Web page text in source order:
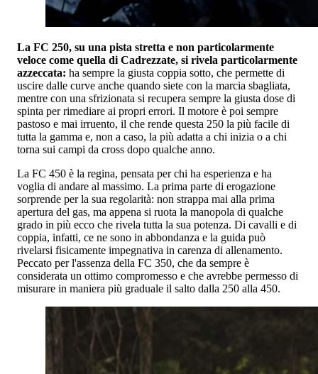
La FC 250, su una pista stretta e non particolarmente
veloce come quella di Cadrezzate, si rivela particolarmente
azzeccata: ha sempre la giusta coppia sotto, che permette di
uscire dalle curve anche quando siete con la marcia sbagliata,
mentre con una sfrizionata si recupera sempre la giusta dose di
spinta per rimediare ai propri errori. Il motore è poi sempre
pastoso e mai irruento, il che rende questa 250 la più facile di
tutta la gamma e, non a caso, la più adatta a chi inizia o a chi
torna sui campi da cross dopo qualche anno.
La FC 450 è la regina, pensata per chi ha esperienza e ha
voglia di andare al massimo. La prima parte di erogazione
sorprende per la sua regolarità: non strappa mai alla prima
apertura del gas, ma appena si ruota la manopola di qualche
grado in più ecco che rivela tutta la sua potenza. Di cavalli e di
coppia, infatti, ce ne sono in abbondanza e la guida può
rivelarsi fisicamente impegnativa in carenza di allenamento.
Peccato per l'assenza della FC 350, che da sempre è
considerata un ottimo compromesso e che avrebbe permesso di
misurare in maniera più graduale il salto dalla 250 alla 450.